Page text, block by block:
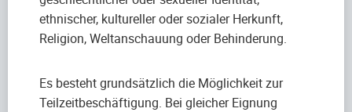
ethnischer, kultureller oder sozialer Herkunft,
Religion, Weltanschauung oder Behinderung.
Es besteht grundsätzlich die Möglichkeit zur
Teilzeitbeschäftigung. Bei gleicher Eignung